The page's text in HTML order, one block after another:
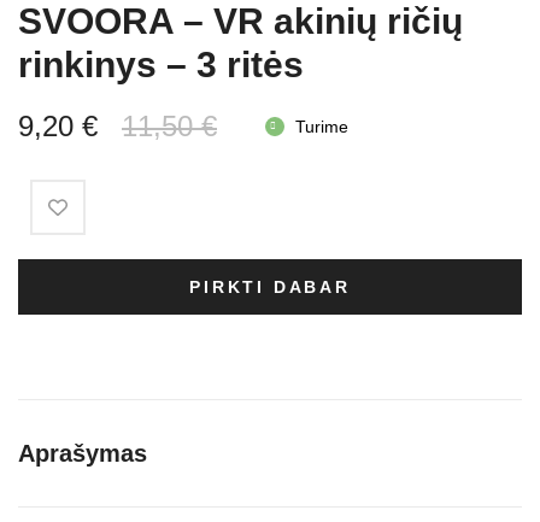
SVOORA – VR akinių ričių
rinkinys – 3 ritės
11,50€Original
11,50 €.
9,20 €
Current
9,20 €.
Turime
PIRKTI DABAR
Aprašymas